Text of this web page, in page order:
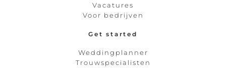
Vacatures
Voor bedrijven
Get started
Weddingplanner
Trouwspecialisten